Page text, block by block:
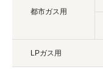
都市ガス用
LPガス用